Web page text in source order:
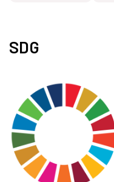
SDG